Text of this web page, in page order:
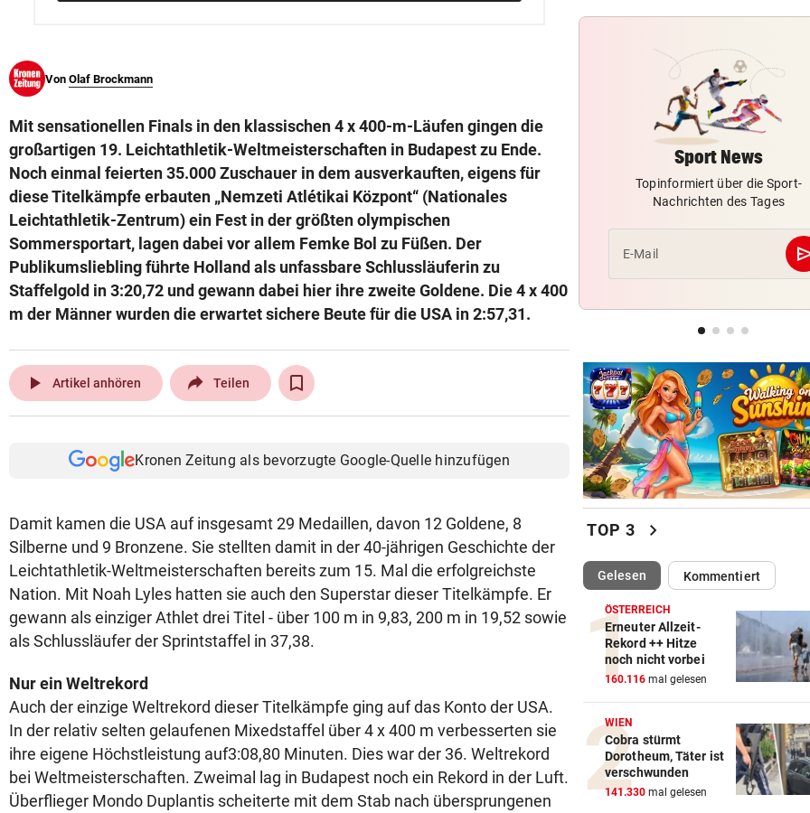
Von Olaf Brockmann
Mit sensationellen Finals in den klassischen 4 x 400-m-Läufen gingen die
großartigen 19. Leichtathletik-Weltmeisterschaften in Budapest zu Ende.
Noch einmal feierten 35.000 Zuschauer in dem ausverkauften, eigens für
diese Titelkämpfe erbauten „Nemzeti Atlétikai Központ“ (Nationales
Leichtathletik-Zentrum) ein Fest in der größten olympischen
Sommersportart, lagen dabei vor allem Femke Bol zu Füßen. Der
Publikumsliebling führte Holland als unfassbare Schlussläuferin zu
Staffelgold in 3:20,72 und gewann dabei hier ihre zweite Goldene. Die 4 x 400
m der Männer wurden die erwartet sichere Beute für die USA in 2:57,31.
play_arrow Artikel anhören Teilen
Kronen Zeitung als bevorzugte Google-Quelle hinzufügen
Damit kamen die USA auf insgesamt 29 Medaillen, davon 12 Goldene, 8
Silberne und 9 Bronzene. Sie stellten damit in der 40-jährigen Geschichte der
Leichtathletik-Weltmeisterschaften bereits zum 15. Mal die erfolgreichste
Nation. Mit Noah Lyles hatten sie auch den Superstar dieser Titelkämpfe. Er
gewann als einziger Athlet drei Titel - über 100 m in 9,83, 200 m in 19,52 sowie
als Schlussläufer der Sprintstaffel in 37,38.
Nur ein Weltrekord
Auch der einzige Weltrekord dieser Titelkämpfe ging auf das Konto der USA.
In der relativ selten gelaufenen Mixedstaffel über 4 x 400 m verbesserten sie
ihre eigene Höchstleistung auf3:08,80 Minuten. Dies war der 36. Weltrekord
bei Weltmeisterschaften. Zweimal lag in Budapest noch ein Rekord in der Luft.
Überflieger Mondo Duplantis scheiterte mit dem Stab nach übersprungenen
NACH ELFER-RÜCKNAHME
absoluter Skandal!“
SONNTAG NOCH IM KASTEN
Klubs aus Holland und
locken WAC-Goalie
BEI BARESI-ABSCHIED
Brasilien-Legende schockt
mit Mallet-Finger
gegen WSG Tirol
Luxus am Meer! Sabalenka
gewährt private Einblicke
Sport News
Topinformiert über die Sport-
Nachrichten des Tages
E-Mail
TOP 3 chevron_right
Gelesen(ausgewählt)Kommentiert
ÖSTERREICH
Erneuter Allzeit-
Rekord ++ Hitze
noch nicht vorbei
160.116 mal gelesen
WIEN
Cobra stürmt
Dorotheum, Täter ist
verschwunden
141.330 mal gelesen